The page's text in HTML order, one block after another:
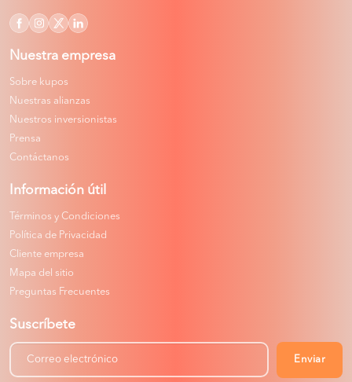
Nuestra empresa
Sobre kupos
Nuestras alianzas
Nuestros inversionistas
Prensa
Contáctanos
Información útil
Términos y Condiciones
Política de Privacidad
Cliente empresa
Mapa del sitio
Preguntas Frecuentes
Suscríbete
Enviar